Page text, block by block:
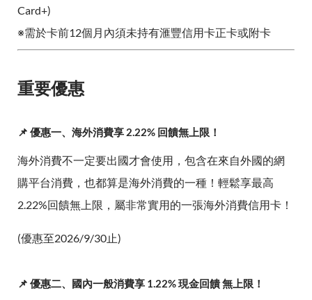
Card+)
※需於卡前12個月內須未持有滙豐信用卡正卡或附卡
重要優惠
📌 優惠一、海外消費享 2.22% 回饋無上限！
海外消費不一定要出國才會使用，包含在來自外國的網
購平台消費，也都算是海外消費的一種！輕鬆享最高
2.22%回饋無上限，屬非常實用的一張海外消費信用卡！
(優惠至2026/9/30止)
📌 優惠二、國內一般消費享 1.22% 現金回饋 無上限！